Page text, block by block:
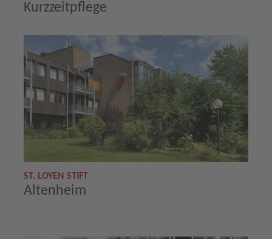
Kurzzeitpflege
ST. LOYEN STIFT
Altenheim